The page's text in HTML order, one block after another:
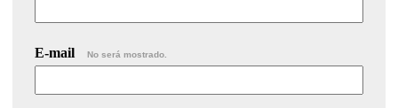
E-mail No será mostrado.